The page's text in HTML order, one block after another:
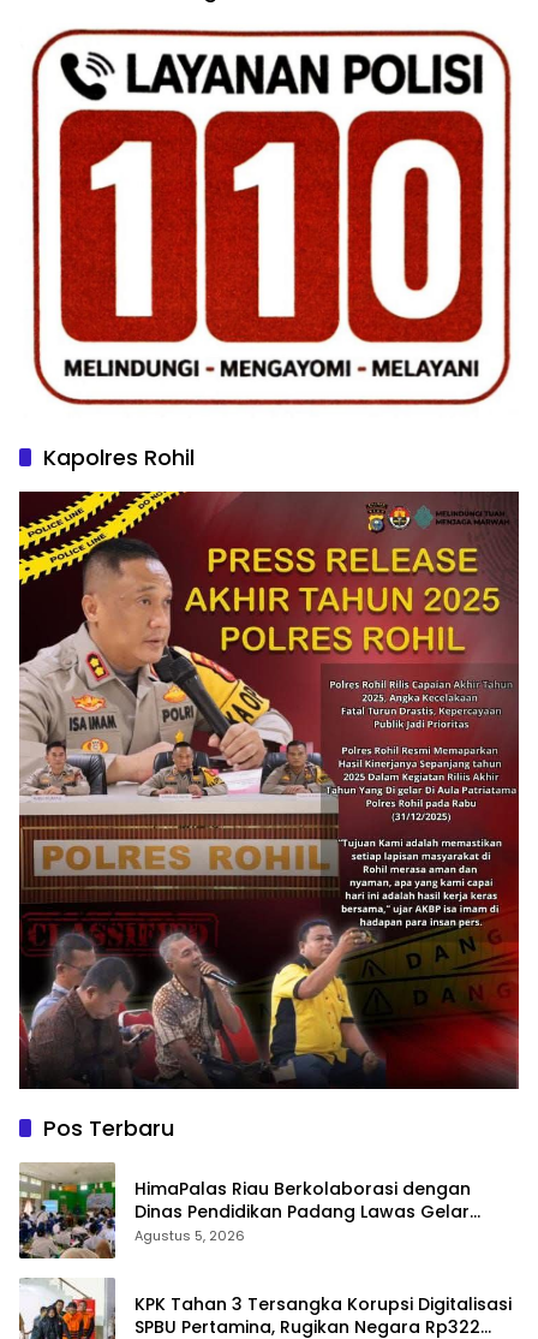
Kapolres Rohil
Pos Terbaru
HimaPalas Riau Berkolaborasi dengan
Dinas Pendidikan Padang Lawas Gelar
Pelatihan OSIS SMP se-Kabupaten Padang
Agustus 5, 2026
KPK Tahan 3 Tersangka Korupsi Digitalisasi
SPBU Pertamina, Rugikan Negara Rp322